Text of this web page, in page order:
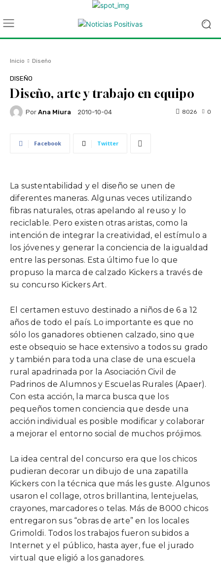
Inicio Diseño
DISEÑO
Diseño, arte y trabajo en equipo
Por Ana Miura 2010-10-04 0
8026
Facebook Twitter
La sustentabilidad y el diseño se unen de
diferentes maneras. Algunas veces utilizando
fibras naturales, otras apelando al reuso y lo
reciclable. Pero existen otras aristas, como la
intención de integrar la creatividad, el estímulo a
los jóvenes y generar la conciencia de la igualdad
entre las personas. Esta último fue lo que
propuso la marca de calzado Kickers a través de
su concurso Kickers Art.
El certamen estuvo destinado a niños de 6 a 12
años de todo el país. Lo importante es que no
sólo los ganadores obtienen calzado, sino que
este obsequio se hace extensivo a todos su grado
y también para toda una clase de una escuela
rural apadrinada por la Asociación Civil de
Padrinos de Alumnos y Escuelas Rurales (Apaer).
Con esta acción, la marca busca que los
pequeños tomen conciencia que desde una
acción individual es posible modificar y colaborar
a mejorar el entorno social de muchos prójimos.
La idea central del concurso era que los chicos
pudieran decorar un dibujo de una zapatilla
Kickers con la técnica que más les guste. Algunos
usaron el collage, otros brillantina, lentejuelas,
crayones, marcadores o telas. Más de 8000 chicos
entregaron sus “obras de arte” en los locales
Grimoldi. Todos los trabajos fueron subidos a
Internet y el público, hasta ayer, fue el jurado
virtual que eligió a los ganadores.